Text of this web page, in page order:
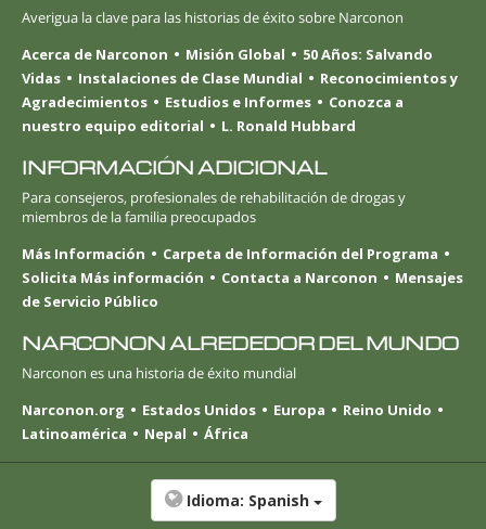
Averigua la clave para las historias de éxito sobre Narconon
Acerca de Narconon
Misión Global
50 Años: Salvando
Vidas
Instalaciones de Clase Mundial
Reconocimientos y
Agradecimientos
Estudios e Informes
Conozca a
nuestro equipo editorial
L. Ronald Hubbard
INFORMACIÓN ADICIONAL
Para consejeros, profesionales de rehabilitación de drogas y
miembros de la familia preocupados
Más Información
Carpeta de Información del Programa
Solicita Más información
Contacta a Narconon
Mensajes
de Servicio Público
NARCONON ALREDEDOR DEL MUNDO
Narconon es una historia de éxito mundial
Narconon.org
Estados Unidos Europa
Reino Unido
Latinoamérica
Nepal África
Idioma: Spanish